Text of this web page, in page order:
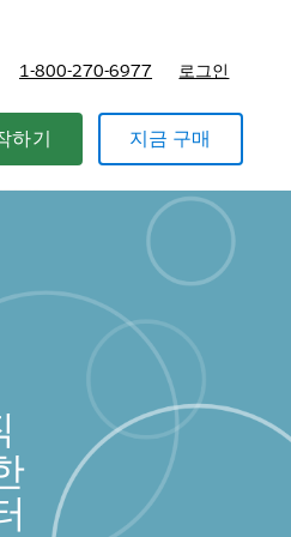
1-800-270-6977 로그인
하기 지금 구매